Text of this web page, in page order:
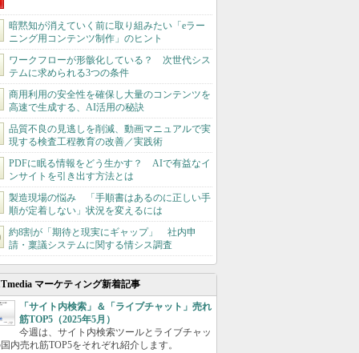
暗黙知が消えていく前に取り組みたい「eラー
ニング用コンテンツ制作」のヒント
ワークフローが形骸化している？ 次世代シス
テムに求められる3つの条件
商用利用の安全性を確保し大量のコンテンツを
高速で生成する、AI活用の秘訣
品質不良の見逃しを削減、動画マニュアルで実
現する検査工程教育の改善／実践術
PDFに眠る情報をどう生かす？ AIで有益なイ
ンサイトを引き出す方法とは
製造現場の悩み 「手順書はあるのに正しい手
順が定着しない」状況を変えるには
約8割が「期待と現実にギャップ」 社内申
請・稟議システムに関する情シス調査
マーケティング新着記事
「サイト内検索」＆「ライブチャット」売れ
筋TOP5（2025年5月）
今週は、サイト内検索ツールとライブチャッ
内売れ筋TOP5をそれぞれ紹介します。